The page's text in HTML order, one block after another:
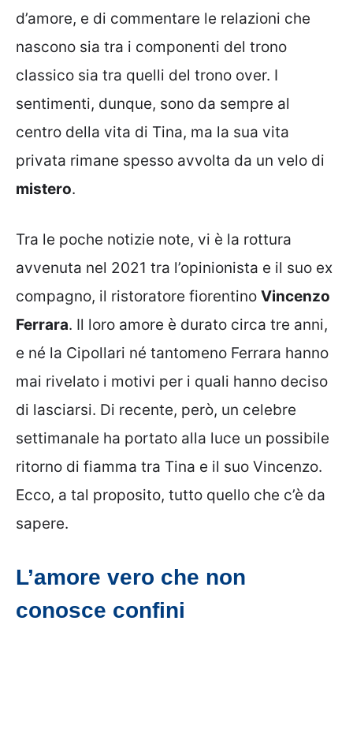
d’amore, e di commentare le relazioni che
nascono sia tra i componenti del trono
classico sia tra quelli del trono over. I
sentimenti, dunque, sono da sempre al
centro della vita di Tina, ma la sua vita
privata rimane spesso avvolta da un velo di
mistero.
Tra le poche notizie note, vi è la rottura
avvenuta nel 2021 tra l’opinionista e il suo ex
compagno, il ristoratore fiorentino Vincenzo
Ferrara. Il loro amore è durato circa tre anni,
e né la Cipollari né tantomeno Ferrara hanno
mai rivelato i motivi per i quali hanno deciso
di lasciarsi. Di recente, però, un celebre
settimanale ha portato alla luce un possibile
ritorno di fiamma tra Tina e il suo Vincenzo.
Ecco, a tal proposito, tutto quello che c’è da
sapere.
L’amore vero che non
conosce confini